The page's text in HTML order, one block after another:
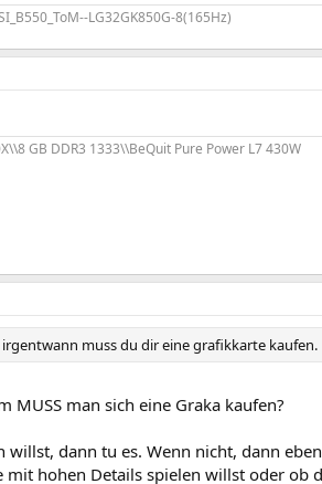
LG32GK850G-8(165Hz)
GB DDR3 1333\\BeQuit Pure Power L7 430W
muss du dir eine grafikkarte kaufen.
MUSS man sich eine Graka kaufen?
willst, dann tu es. Wenn nicht, dann
mit hohen Details spielen willst oder ob